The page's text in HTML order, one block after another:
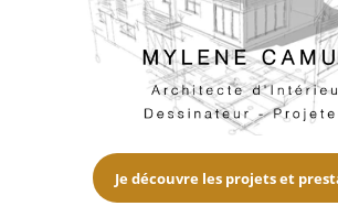
Je découvre les projets et